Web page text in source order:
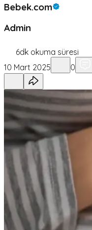
Bebek.com
Admin
6dk okuma süresi
10 Mart 2025
0